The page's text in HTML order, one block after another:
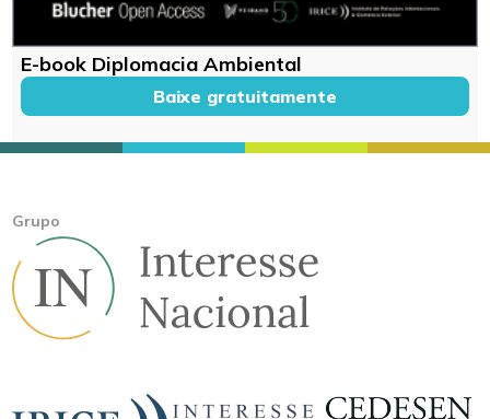
E-book Diplomacia Ambiental
Baixe gratuitamente
Grupo